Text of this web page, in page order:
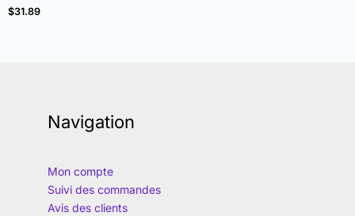
$31.89
Navigation
Mon compte
Suivi des commandes
Avis des clients